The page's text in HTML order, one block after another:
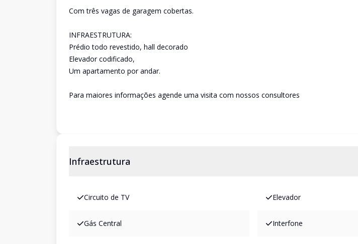
Com três vagas de garagem cobertas.
INFRAESTRUTURA:
Prédio todo revestido, hall decorado
Elevador codificado,
Um apartamento por andar.
Para maiores informações agende uma visita com nossos consultores
Infraestrutura
Circuito de TV Elevador
Gás Central Interfone